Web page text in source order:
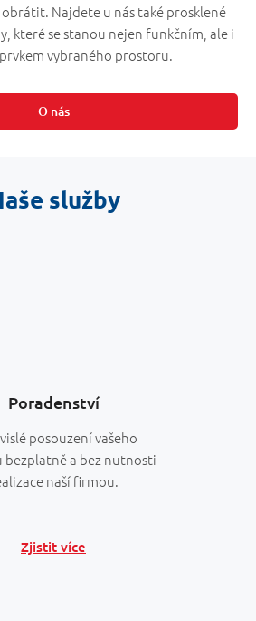
obrátit. Najdete u nás také prosklené
které se stanou nejen funkčním, ale i
vybraného prostoru.
O nás
služby
Poradenství
posouzení vašeho
bezplatně a bez nutnosti
naší firmou.
Zjistit více